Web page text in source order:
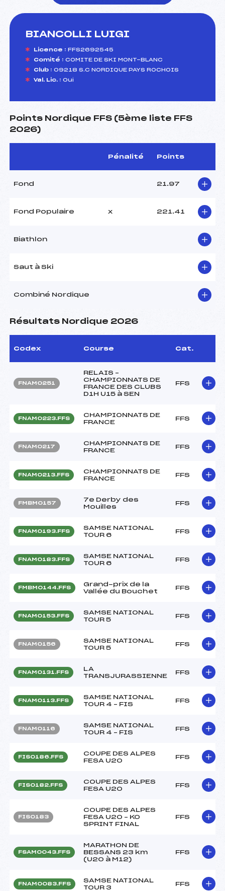
BIANCOLLI LUIGI
Licence : FFS2692545
Comité : COMITE DE SKI MONT-BLANC
Club : 09218 S.C NORDIQUE PAYS ROCHOIS
Val. Lic. : Oui
Points Nordique FFS (5ème liste FFS
2026)
Pénalité Points
Fond 21.97
Fond Populaire x 221.41
Biathlon
Saut à Ski
Combiné Nordique
Résultats Nordique 2026
Codex Course Cat.
FNAM0251
RELAIS –
CHAMPIONNATS DE
FRANCE DES CLUBS
D1H U15 à SEN
FFS
FNAM0223.FFS
CHAMPIONNATS DE
FRANCE
FFS
FNAM0217
CHAMPIONNATS DE
FRANCE
FFS
FNAM0213.FFS
CHAMPIONNATS DE
FRANCE
FFS
FMBM0157
7e Derby des
Mouilles
FFS
FNAM0193.FFS
SAMSE NATIONAL
TOUR 6
FFS
FNAM0183.FFS
SAMSE NATIONAL
TOUR 6
FFS
FMBM0144.FFS
Grand-prix de la
Vallée du Bouchet
FFS
FNAM0153.FFS
SAMSE NATIONAL
TOUR 5
FFS
FNAM0156
SAMSE NATIONAL
TOUR 5
FFS
FNAM0131.FFS
LA
TRANSJURASSIENNE
FFS
FNAM0113.FFS
SAMSE NATIONAL
TOUR 4 – FIS
FFS
FNAM0116
SAMSE NATIONAL
TOUR 4 – FIS
FFS
FIS0186.FFS
COUPE DES ALPES
FESA U20
FFS
FIS0182.FFS
COUPE DES ALPES
FESA U20
FFS
FIS0183
COUPE DES ALPES
FESA U20 – KO
SPRINT FINAL
FFS
FSAM0043.FFS
MARATHON DE
BESSANS 23 km
(U20 à M12)
FFS
FNAM0083.FFS
SAMSE NATIONAL
TOUR 3
FFS